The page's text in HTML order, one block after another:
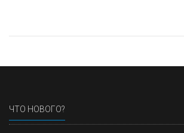
ЧТО НОВОГО?